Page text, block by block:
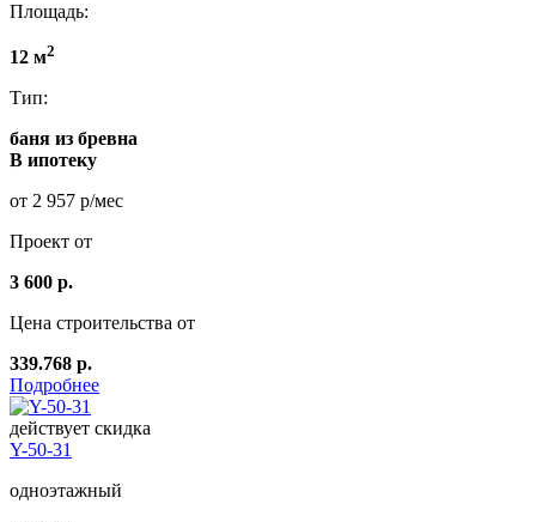
Площадь:
12 м2
Тип:
баня из бревна
В ипотеку
от 2 957 р/мес
Проект от
3 600 р.
Цена строительства от
339.768 р.
Подробнее
действует скидка
Y-50-31
одноэтажный